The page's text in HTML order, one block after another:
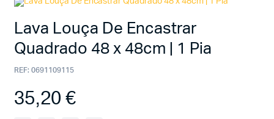
Lava Louça De Encastrar
Quadrado 48 x 48cm | 1 Pia
REF: 0691109115
35,20€